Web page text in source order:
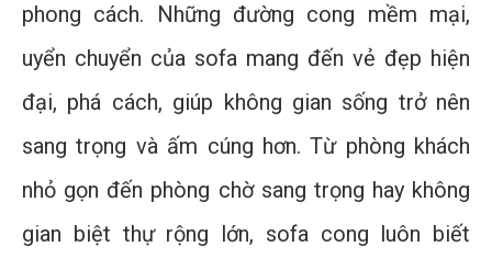
phong cách. Những đường cong mềm mại,
uyển chuyển của sofa mang đến vẻ đẹp hiện
đại, phá cách, giúp không gian sống trở nên
sang trọng và ấm cúng hơn. Từ phòng khách
nhỏ gọn đến phòng chờ sang trọng hay không
gian biệt thự rộng lớn, sofa cong luôn biết